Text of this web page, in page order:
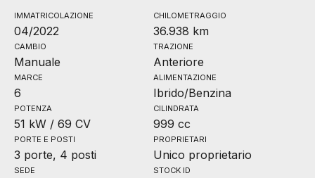
IMMATRICOLAZIONE
04/2022
CHILOMETRAGGIO
36.938 km
CAMBIO
Manuale
TRAZIONE
Anteriore
MARCE
6
ALIMENTAZIONE
Ibrido/Benzina
POTENZA
51 kW / 69 CV
CILINDRATA
999 cc
PORTE E POSTI
3 porte, 4 posti
PROPRIETARI
Unico proprietario
SEDE STOCK ID